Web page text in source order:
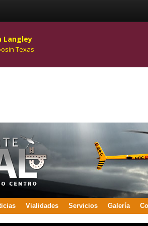
Langley
Texas
Vialidades Servicios Galería